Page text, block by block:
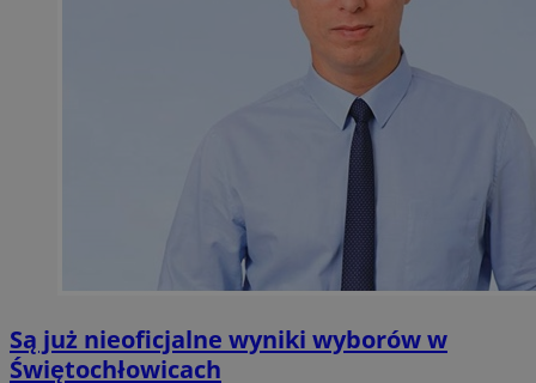
Są już nieoficjalne wyniki wyborów w
Świętochłowicach